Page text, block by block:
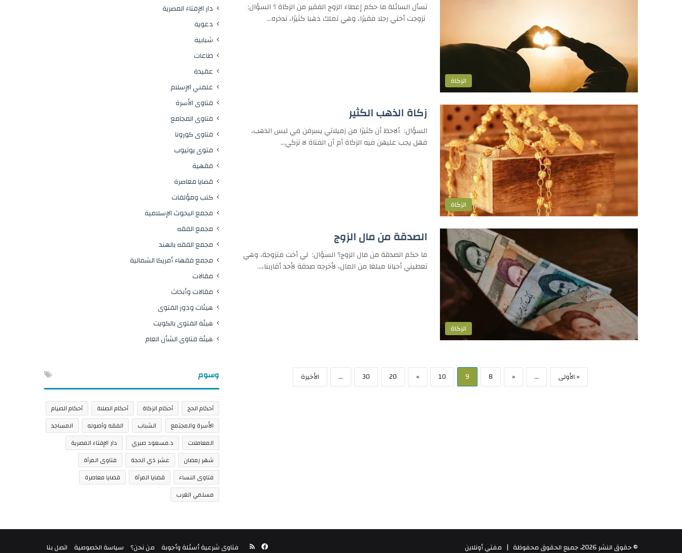
الزكاة
تسأل السائلة ما حكم إعطاء الزوج الفقير من الزكاة ؟ السؤال:
تزوجت أختي رجلا فقيرًا، وهي تملك ذهبا كثيرًا، تدخره…
الزكاة
زكاة الذهب الكثير
السؤال: ألاحظ أن كثيرًا من زميلاتي يسرفن في لبس الذهب،
فهل يجب عليهن فيه الزكاة أم أن الفتاة لا تزكي…
الزكاة
الصدقة من مال الزوج
ما حكم الصدقة من مال الزوج؟ السؤال: لي أخت متزوجة، وهي
تعطيني أحيانا مبلغا من المال، لأخرجه صدقة لأحد أقاربنا،…
« الأولى ...
«
8
9
10
»
20
30
... الأخيرة
دار الإفتاء المصرية
دعوية
شبابية
طاعات
عقيدة
علمني الإسلام
فتاوى الأسرة
فتاوى المجامع
فتاوى كورونا
فتوى يوتيوب
فقهية
قضايا معاصرة
كتب ومؤلفات
مجمع البحوث الإسلامية
مجمع الفقه
مجمع الفقه بالهند
مجمع فقهاء أمريكا الشمالية
مقالات
مقالات وأبحاث
هيئات ودور الفتوى
هيئة الفتوى بالكويت
هيئة فتاوى الشأن العام
وسوم
أحكام الحج أحكام الزكاة أحكام الصلاة
أحكام الصيام
الأسرة والمجتمع
الشباب الفقه وأصوله
المساجد
المعاملات
د.مسعود صبري
دار الإفتاء المصرية
شهر رمضان
عشر ذي الحجة
فتاوى المرأة
فتاوى النساء
قضايا المرأة
قضايا معاصرة
مسلمي الغرب
© حقوق النشر 2026، جميع الحقوق محفوظة | مفتي أونلاين فتاوى شرعية أسئلة وأجوبة من نحن؟ سياسة الخصوصية اتصل بنا فيسبوكملخص